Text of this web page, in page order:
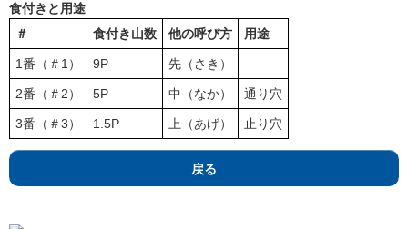
食付きと用途
＃
食付き山数 他の呼び方 用途
1番（＃1） 9P 先（さき）
2番（＃2） 5P 中（なか） 通り穴
3番（＃3） 1.5P 上（あげ） 止り穴
戻る